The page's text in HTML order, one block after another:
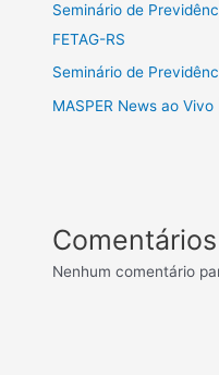
Seminário de
FETAG-RS
Seminário de
MASPER News ao
Comentários
Nenhum comentário